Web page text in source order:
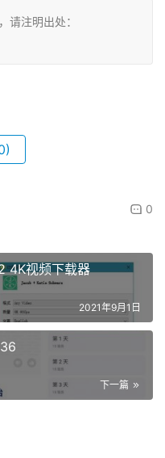
请注明出处：
0
4K Video Downloader v4.17.2 4K视频下载器
2021年9月1日
下一篇